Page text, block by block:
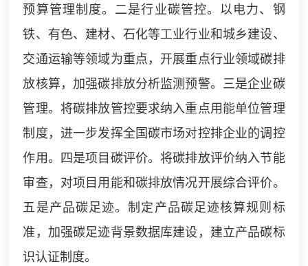
预算管理制度。二是行业碳管控。以电力、钢
铁、有色、建材、石化等工业行业和城乡建设、
交通运输等领域为重点，开展重点行业领域碳排
放核算，加强碳排放分析监测预警。三是企业碳
管理。将碳排放管控要求纳入重点用能单位管理
制度，进一步发挥全国碳市场对控排企业的调控
作用。四是项目碳评价。将碳排放评价纳入节能
审查，对项目用能和碳排放情况开展综合评价。
五是产品碳足迹。制定产品碳足迹核算规则标
准，加强碳足迹背景数据库建设，建立产品碳标
识认证制度。